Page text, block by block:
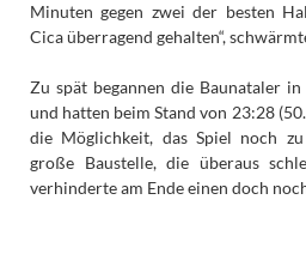
Minuten gegen zwei der besten
Cica überragend gehalten“,
Zu spät begannen die Baunataler
und hatten beim Stand von 23:28
die Möglichkeit, das Spiel noch
große Baustelle, die überaus
verhinderte am Ende einen doch